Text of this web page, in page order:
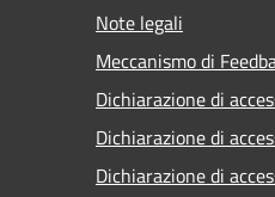
Note legali
Meccanismo di
Dichiarazione di
Dichiarazione di
Dichiarazione di